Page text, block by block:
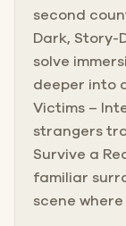
second
Dark, Story-
solve
deeper into
Victims –
strangers
Survive a
familiar
scene